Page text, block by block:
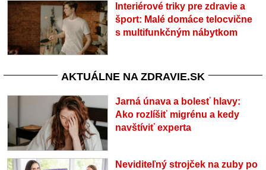
Interiérové triky pre zdravie a
šport: Malé domáce telocvične
s multifunkčným nábytkom
AKTUÁLNE NA ZDRAVIE.SK
Jarná únava a bolesť hlavy:
Ako rozlíšiť migrénu a kedy
navštíviť experta
Neviditeľný strojček na zuby po